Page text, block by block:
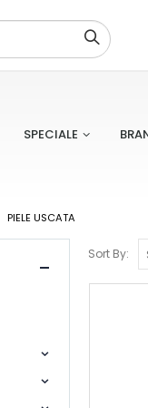
SPECIALE
PIELE USCATA
Sort By: